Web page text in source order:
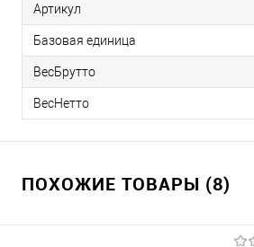
Артикул
Базовая единица
ВесБрутто
ВесНетто
ПОХОЖИЕ ТОВАРЫ (8)